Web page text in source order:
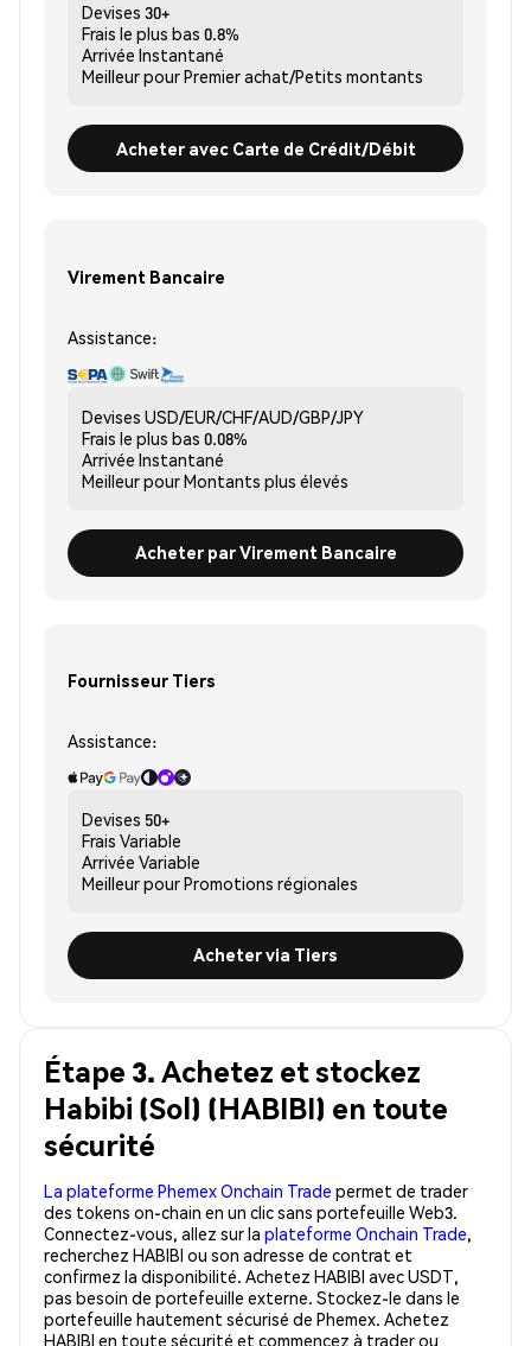
Devises 30+
Frais le plus bas 0.8%
Arrivée Instantané
Meilleur pourPremier achat/Petits montants
Acheter avec Carte de Crédit/Débit
Virement Bancaire
Assistance:
Devises USD/EUR/CHF/AUD/GBP/JPY
Frais le plus bas 0.08%
Arrivée Instantané
Meilleur pourMontants plus élevés
Acheter par Virement Bancaire
Fournisseur Tiers
Assistance:
Devises 50+
Frais Variable
Arrivée Variable
Meilleur pourPromotions régionales
Acheter via Tiers
Étape 3. Achetez et stockez
Habibi (Sol) (HABIBI) en toute
sécurité
La plateforme Phemex Onchain Trade permet de trader
des tokens on-chain en un clic sans portefeuille Web3.
Connectez-vous, allez sur la plateforme Onchain Trade,
recherchez HABIBI ou son adresse de contrat et
confirmez la disponibilité. Achetez HABIBI avec USDT,
pas besoin de portefeuille externe. Stockez-le dans le
portefeuille hautement sécurisé de Phemex. Achetez
HABIBI en toute sécurité et commencez à trader ou